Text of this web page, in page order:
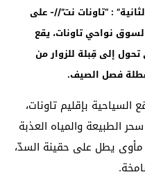
: “تاونات نت”//- على
السوق نواحي تاونات، يقع
إلى قِبلة للزوار من
فصل الصيف.
السياحية بإقليم تاونات،
الطبيعة والمياه العذبة
مأوى يطل على حقينة السدّ،